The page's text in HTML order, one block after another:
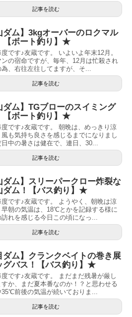
記事を読む
ム】3kgオーバーのロクマル
【ボート釣り】★
です♪友蔵です。 いよいよ年末12月。
の宿命ですが、毎年、12月は忙殺され
為、右往左往してますが、そ...
記事を読む
ム】TGブローのスイミング
【ボート釣り】★
度です♪友蔵です。 朝晩は、めっきり涼
風も気持ち良さを感じるまでになりまし
日中の暑さは健在で、連日、30...
記事を読む
ム】スリーパークロー炸裂な
ダム！【バス釣り】★
度です♪友蔵です。 ようやく、朝晩は涼
早朝の気温は、18℃とかを記録する様に
訪れを感じる今日この頃になっ...
記事を読む
ム】クランクベイトの巻き展
グバス！【バス釣り】★
です♪友蔵です。 まだまだ残暑が厳し
か、まだ夏本番なのか！？と思わせる
35℃前後の気温が続いておりま...
記事を読む